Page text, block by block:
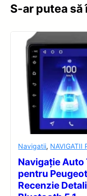
S-ar putea
Navigatii, NAVIGATII
Navigație Auto
pentru
Recenzie